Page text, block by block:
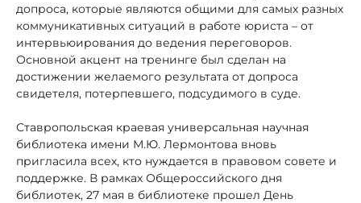
допроса, которые являются общими для самых разных
коммуникативных ситуаций в работе юриста – от
интервьюирования до ведения переговоров.
Основной акцент на тренинге был сделан на
достижении желаемого результата от допроса
свидетеля, потерпевшего, подсудимого в суде.
Ставропольская краевая универсальная научная
библиотека имени М.Ю. Лермонтова вновь
пригласила всех, кто нуждается в правовом совете и
поддержке. В рамках Общероссийского дня
библиотек, 27 мая в библиотеке прошел День